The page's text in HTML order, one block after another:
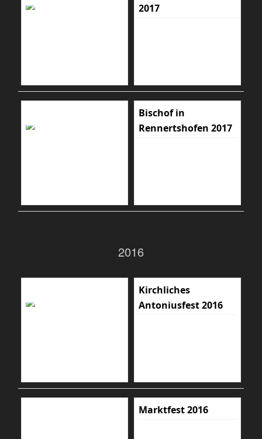
2017
Bischof in
Rennertshofen 2017
2016
Kirchliches
Antoniusfest 2016
Marktfest 2016